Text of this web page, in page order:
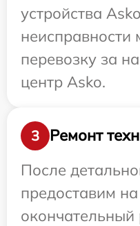
устройства
неисправности
перевозку за
центр Asko.
3
Ремонт
После
предоставим
окончательный